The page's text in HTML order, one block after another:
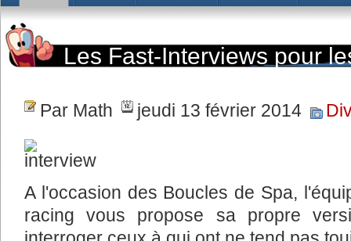
Les Fast-Interviews pour
Par Math jeudi 13 février 2014
A l'occasion des Boucles de Spa,
racing vous propose sa propre